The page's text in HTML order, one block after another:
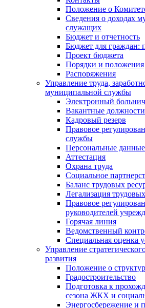
Положение о
Сведения о доходах
служащих
Бюджет и отчетность
Бюджет для граждан:
Проект бюджета
Порядки и положения
Распоряжения
Управление труда,
муниципальной службы
Электронный
Вакантные должности
Кадровый резерв
Правовое
службы
Персональные данные
Аттестация
Охрана труда
Социальное
Баланс трудовых
Легализация
Правовое
руководителей
Горячая линия
Ведомственный
Специальная оценка
Управление
развития
Положение о
Градостроительство
Подготовка к
сезона ЖКХ и
Энергосбережение и